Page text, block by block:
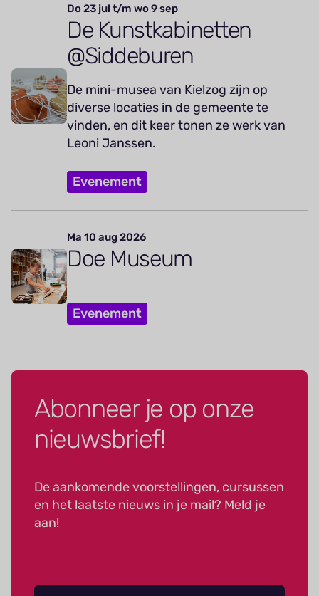
Do 23 jul t/m wo 9 sep
De Kunstkabinetten
@Siddeburen
De mini-musea van Kielzog zijn op
diverse locaties in de gemeente te
vinden, en dit keer tonen ze werk van
Leoni Janssen.
Evenement
Ma 10 aug 2026
Doe Museum
Evenement
Abonneer je op onze
nieuwsbrief!
De aankomende voorstellingen, cursussen
en het laatste nieuws in je mail? Meld je
aan!